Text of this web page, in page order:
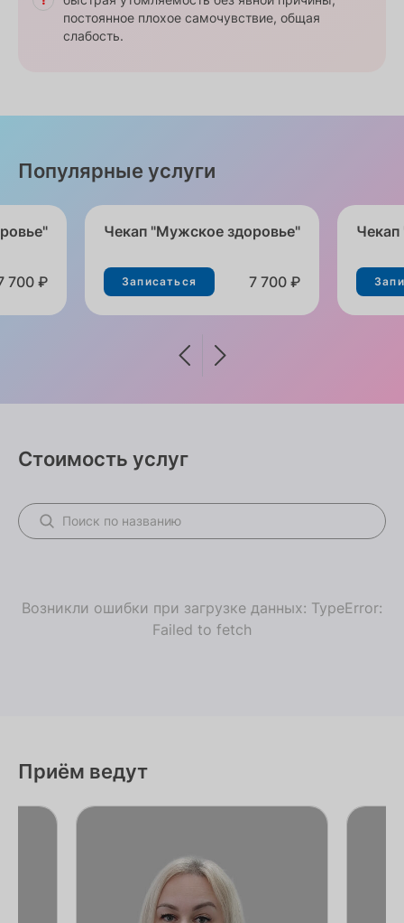
постоянное плохое самочувствие, общая
слабость.
Популярные услуги
700 ₽
Чекап "Мужское здоровье"
Записаться 7 700 ₽
Стоимость услуг
Возникли ошибки при загрузке данных: TypeError:
Failed to fetch
Приём ведут